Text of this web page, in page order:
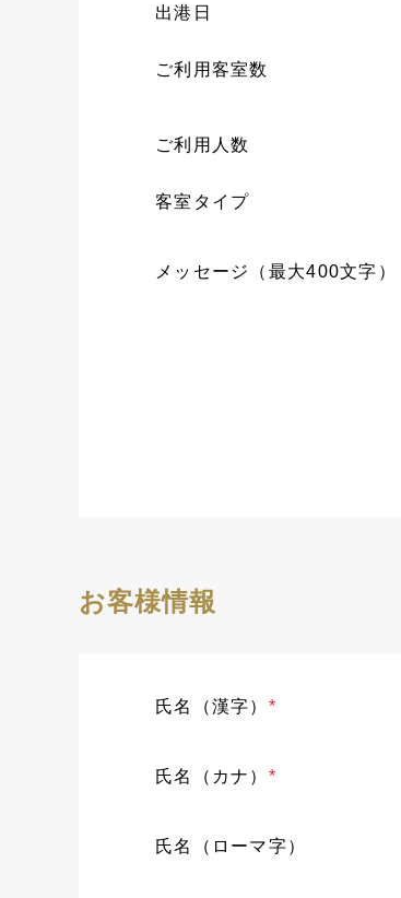
出港日
ご利用客室数
ご利用人数
客室タイプ
メッセージ（最大400文字）
お客様情報
氏名（漢字） *
氏名（カナ） *
氏名（ローマ字）